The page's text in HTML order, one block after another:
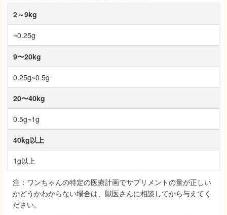
2～9kg
~0.25g
9〜20kg
0.25g~0.5g
20〜40kg
0.5g~1g
40kg以上
1g以上
注：ワンちゃんの特定の医療計画でサプリメントの量が正しい
かどうかわからない場合は、獣医さんに相談してから与えてく
ださい。